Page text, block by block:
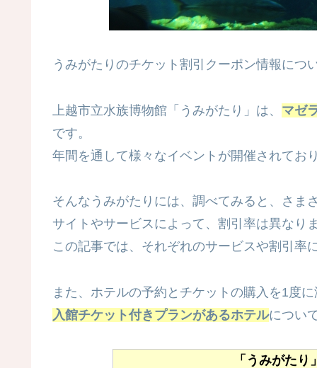
うみがたりのチケット割引クーポン情報につ
上越市立水族博物館「うみがたり」は、 マゼ
です。
年間を通して様々なイベントが開催されてお
そんなうみがたりには、調べてみると、さま
サイトやサービスによって、割引率は異なり
この記事では、それぞれのサービスや割引率
また、ホテルの予約とチケットの購入を1度
入館チケット付きプランがあるホテルについ
「うみがた